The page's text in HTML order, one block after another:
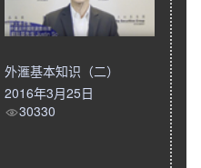
外滙基本知识（二）
2016年3月25日
30330